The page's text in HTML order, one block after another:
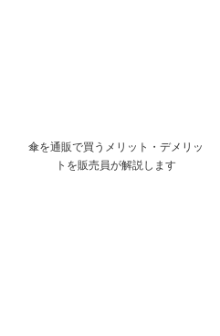
傘を通販で買うメリット・デメリッ
トを販売員が解説します